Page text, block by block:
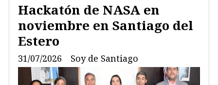
Hackatón de NASA en
noviembre en Santiago del
Estero
Soy de Santiago
31/07/2026